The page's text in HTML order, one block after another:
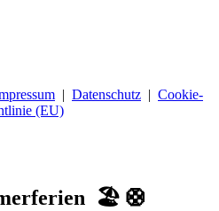
| Datenschutz | Cookie-
(EU)
🏖️ 🛟